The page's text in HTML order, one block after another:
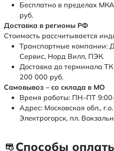
Бесплатно в пределах
руб.
Доставка в регионы РФ
Стоимость рассчитывается
Транспортные компании:
Сервис, Норд Вилл, ПЭК.
Доставка до терминала ТК
200 000 руб.
Самовывоз – со склада в МО
Время работы: ПН–ПТ
Адрес: Московская обл.,
Электрогорск, пл.
Способы